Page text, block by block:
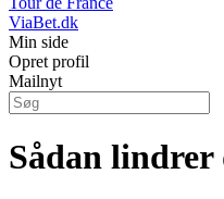
ViaBet.dk
Min side
Opret profil
Mailnyt
Sådan lindrer